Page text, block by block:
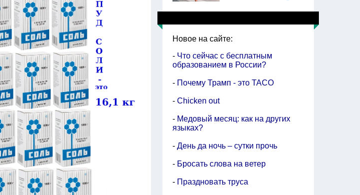
Ролик из Омска: вы
Новое на сайте:
- Что сейчас с бесплатным
образованием в России?
- Почему Трамп - это TACO
- Chicken out
- Медовый месяц: как на других
языках?
- День да ночь – сутки прочь
- Бросать слова на ветер
- Праздновать труса